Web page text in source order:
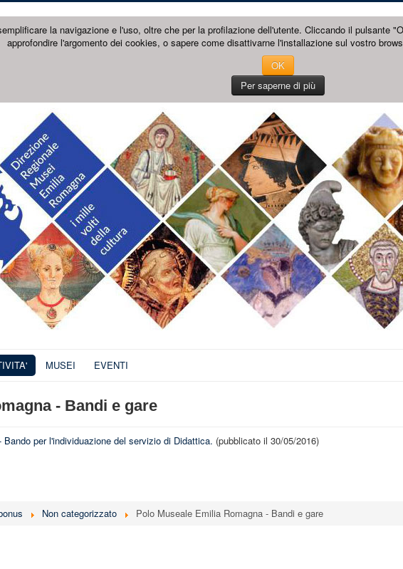
la navigazione e l'uso, oltre che per la profilazione dell'utente. Cliccando il pulsante
approfondire l'argomento dei cookies, o sapere come disattivarne l'installazione sul vostro
OK
Per saperne di più
MUSEI EVENTI
- Bandi e gare
per l'individuazione del servizio di Didattica. (pubblicato il 30/05/2016)
Non categorizzato Polo Museale Emilia Romagna - Bandi e gare